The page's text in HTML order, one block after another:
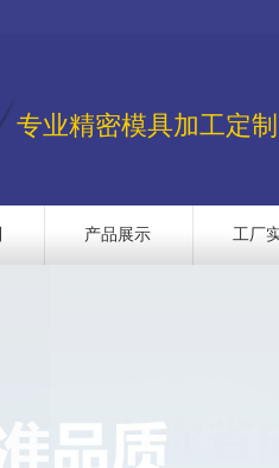
专业精密模具加工定制
产品展示 工厂